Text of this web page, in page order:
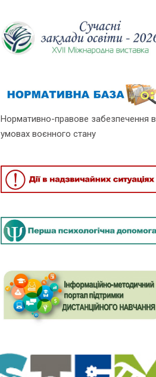
Нормативно-правове забезпечення в
умовах воєнного стану